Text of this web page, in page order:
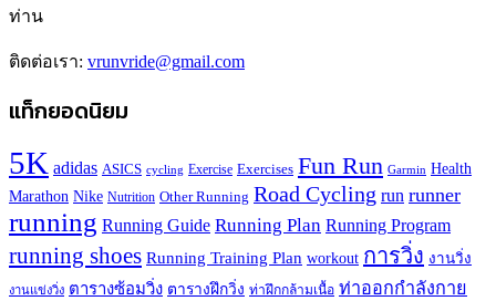
ท่าน
ติดต่อเรา: vrunvride@gmail.com
แท็กยอดนิยม
5K adidas ASICS cycling Exercise Exercises Fun Run Garmin Health
Marathon Nike Nutrition Other Running Road Cycling run runner
running Running Guide Running Plan Running Program
running shoes Running Training Plan workout การวิ่ง งานวิ่ง
งานแข่งวิ่ง ตารางซ้อมวิ่ง ตารางฝึกวิ่ง ท่าฝึกกล้ามเนื้อ ท่าออกกำลังกาย